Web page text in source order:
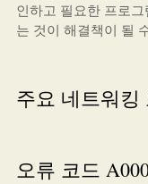
인하고 필요한 프로
는 것이 해결책이 될
주요 네트워킹
오류 코드